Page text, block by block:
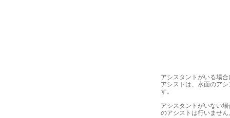
アシスタントがいる場
アシストは、水面のア
す。
アシスタントがいない
のアシストは行いません